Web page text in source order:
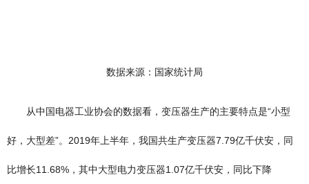
数据来源：国家统计局
从中国电器工业协会的数据看，变压器生产的主要特点是“小型
好，大型差”。2019年上半年，我国共生产变压器7.79亿千伏安，同
比增长11.68%，其中大型电力变压器1.07亿千伏安，同比下降